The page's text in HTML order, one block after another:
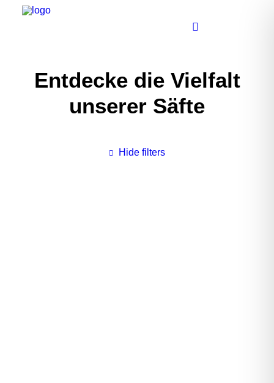
Entdecke die Vielfalt
unserer Säfte
Hide filters